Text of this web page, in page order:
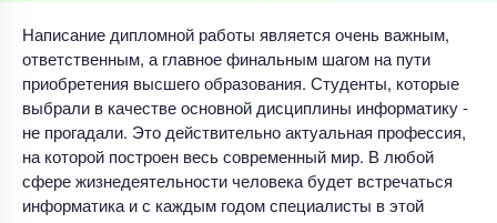
Написание дипломной работы является очень важным,
ответственным, а главное финальным шагом на пути
приобретения высшего образования. Студенты, которые
выбрали в качестве основной дисциплины информатику -
не прогадали. Это действительно актуальная профессия,
на которой построен весь современный мир. В любой
сфере жизнедеятельности человека будет встречаться
информатика и с каждым годом специалисты в этой